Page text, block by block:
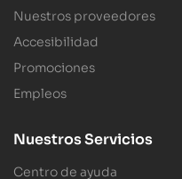
Nuestros proveedores
Accesibilidad
Promociones
Empleos
Nuestros Servicios
Centro de ayuda